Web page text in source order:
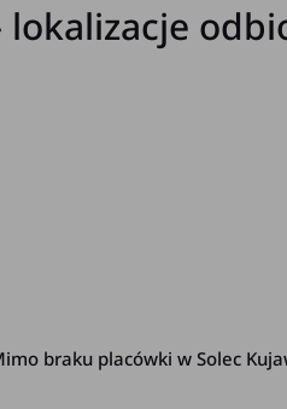
lokalizacje
braku placówki w Solec